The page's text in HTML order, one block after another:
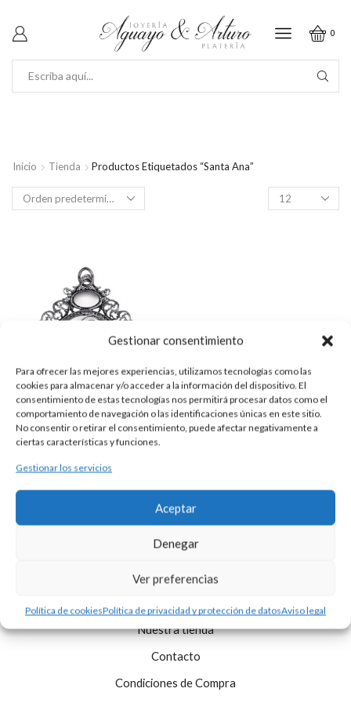
Gestionar consentimiento
Para ofrecer las mejores experiencias, utilizamos tecnologías como las
cookies para almacenar y/o acceder a la información del dispositivo. El
consentimiento de estas tecnologías nos permitirá procesar datos como el
comportamiento de navegación o las identificaciones únicas en este sitio.
No consentir o retirar el consentimiento, puede afectar negativamente a
ciertas características y funciones.
Gestionar los servicios
Aceptar
Denegar
Ver preferencias
Política de cookiesPolítica de privacidad y protección de datosAviso legal
0
Inicio Tienda Productos Etiquetados “Santa Ana”
Productos
por
MEDALLA CUNA SANTA ANA
300,00€
Nuestra tienda
Contacto
Condiciones de Compra